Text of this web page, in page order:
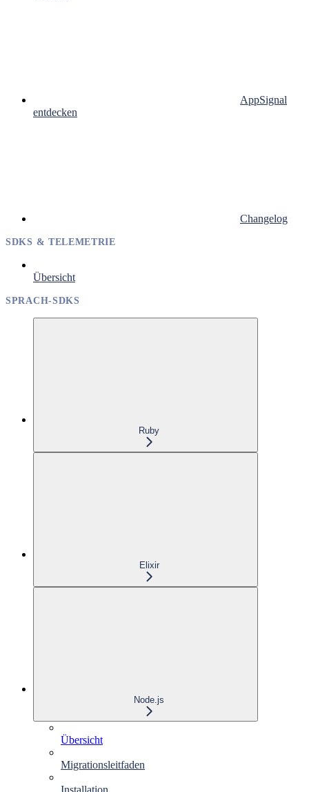
AppSignal
entdecken
Changelog
SDKS & TELEMETRIE
Übersicht
SPRACH-SDKS
Ruby
Elixir
Node.js
Übersicht
Migrationsleitfaden
Installation